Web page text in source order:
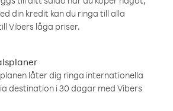
din kredit kan du ringa till alla
Vibers låga priser.
låter dig ringa internationella
destination i 30 dagar med Vibers